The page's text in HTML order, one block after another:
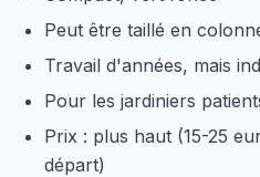
Peut être taillé en
Travail d'années, mais
Pour les jardiniers
Prix : plus haut (15-25
départ)